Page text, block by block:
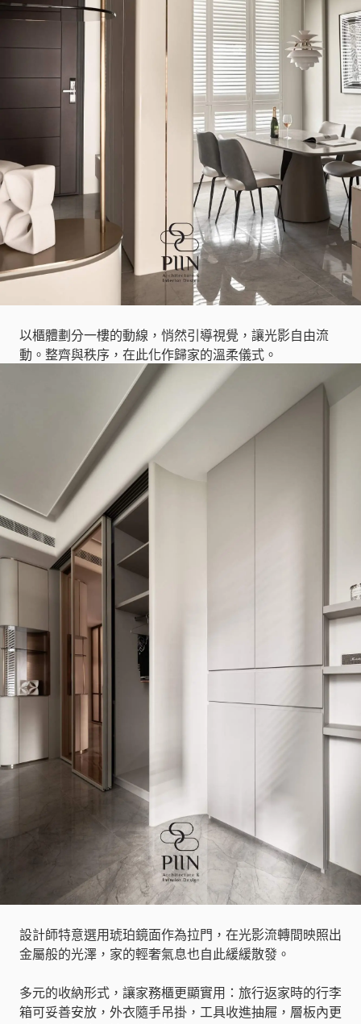
以櫃體劃分一樓的動線，悄然引導視覺，讓光影自由流
動。整齊與秩序，在此化作歸家的溫柔儀式。
設計師特意選用琥珀鏡面作為拉門，在光影流轉間映照出
金屬般的光澤，家的輕奢氣息也自此緩緩散發。
多元的收納形式，讓家務櫃更顯實用：旅行返家時的行李
箱可妥善安放，外衣隨手吊掛，工具收進抽屜，層板內更